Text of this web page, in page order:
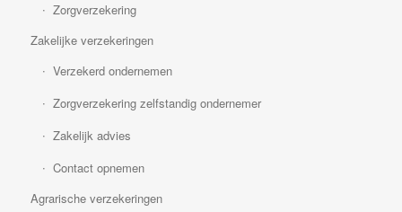
Zorgverzekering
Zakelijke verzekeringen
Verzekerd ondernemen
Zorgverzekering zelfstandig ondernemer
Zakelijk advies
Contact opnemen
Agrarische verzekeringen